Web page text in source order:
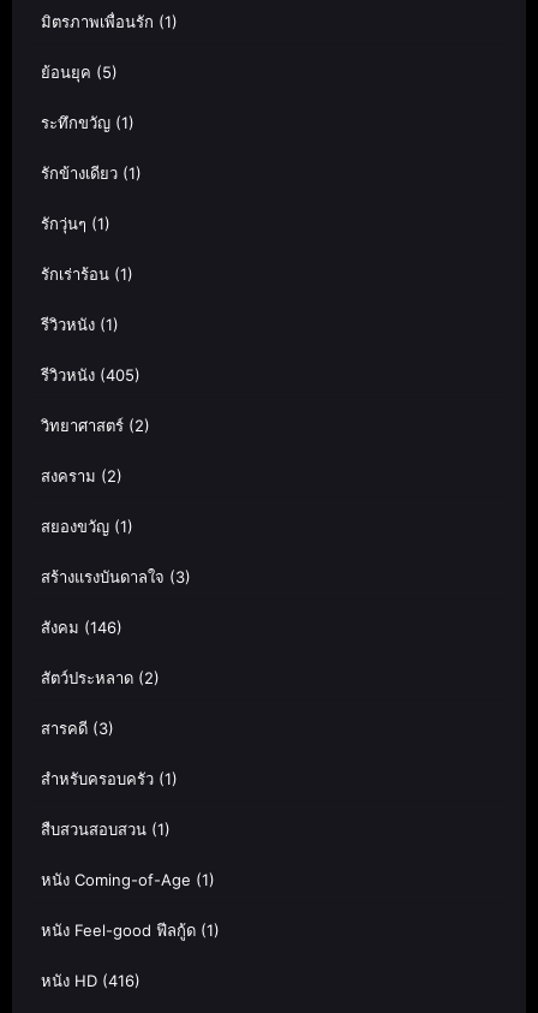
มิตรภาพเพื่อนรัก (1)
ย้อนยุค (5)
ระทึกขวัญ (1)
รักข้างเดียว (1)
รักวุ่นๆ (1)
รักเร่าร้อน (1)
รีวิวหนัง (1)
รีวิวหนัง (405)
วิทยาศาสตร์ (2)
สงคราม (2)
สยองขวัญ (1)
สร้างแรงบันดาลใจ (3)
สังคม (146)
สัตว์ประหลาด (2)
สารคดี (3)
สำหรับครอบครัว (1)
สืบสวนสอบสวน (1)
หนัง Coming-of-Age (1)
หนัง Feel-good ฟีลกู้ด (1)
หนัง HD (416)